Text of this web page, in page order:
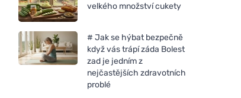
velkého množství cukety
# Jak se hýbat bezpečně
když vás trápí záda Bolest
zad je jedním z
nejčastějších zdravotních
problé